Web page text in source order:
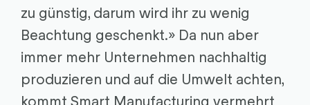
zu günstig, darum wird ihr zu wenig
Beachtung geschenkt.» Da nun aber
immer mehr Unternehmen nachhaltig
produzieren und auf die Umwelt achten,
kommt Smart Manufacturing vermehrt